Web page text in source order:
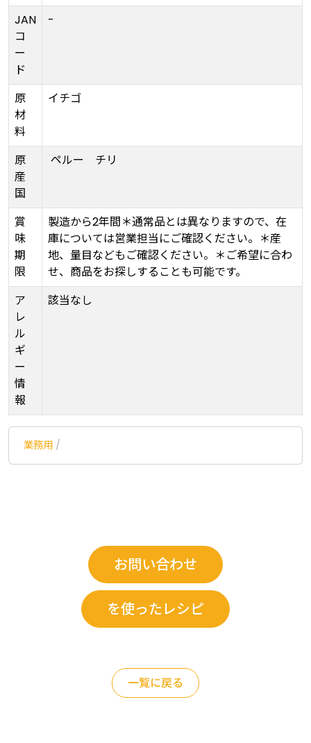
JAN
コ
ー
ド
-
原
材
料
イチゴ
原
産
国
ペルー チリ
賞
味
期
限
製造から2年間＊通常品とは異なりますので、在
庫については営業担当にご確認ください。＊産
地、量目などもご確認ください。＊ご希望に合わ
せ、商品をお探しすることも可能です。
ア
レ
ル
ギ
ー
情
報
該当なし
業務用 /
お問い合わせ
を使ったレシピ
一覧に戻る